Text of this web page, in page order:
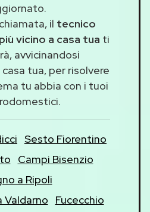
il tecnico
vicino a casa tua ti
avvicinandosi
tua, per risolvere
tu abbia con i tuoi
Sesto Fiorentino
Campi Bisenzio
a Ripoli
Valdarno
Fucecchio